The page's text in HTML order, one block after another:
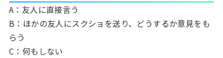
A：友人に直接言う
B：ほかの友人にスクショを送り、どうするか意見をも
らう
C：何もしない